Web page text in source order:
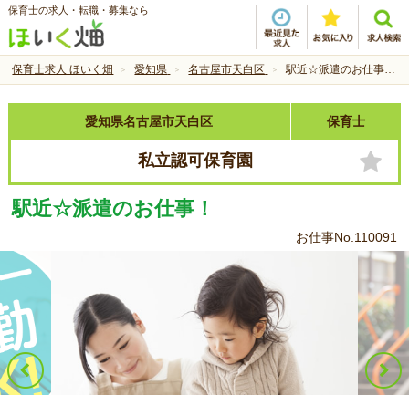
保育士の求人・転職・募集なら
保育士求人 ほいく畑 愛知県 名古屋市天白区 駅近☆派遣のお仕事！
愛知県名古屋市天白区 保育士
私立認可保育園
駅近☆派遣のお仕事！
お仕事No.110091